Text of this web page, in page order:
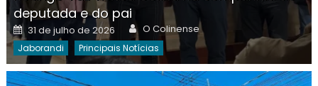
deputada e do pai
Posted
on
31 de julho de 2026 Author
O Colinense
Jaborandi Principais Notícias